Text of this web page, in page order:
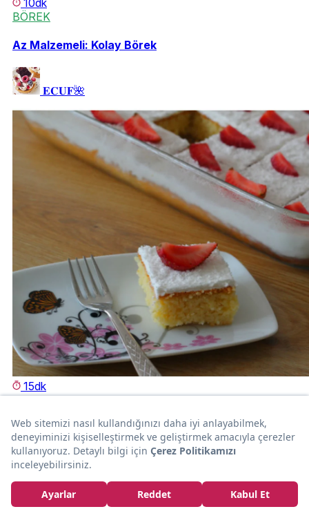
10dk
BÖREK
Az Malzemeli: Kolay Börek
𝐄𝐂𝐔𝐅🌺
15dk
TATLI
Lezzeti Şaşırtır: Şerbet-i Sütlü
Milaka